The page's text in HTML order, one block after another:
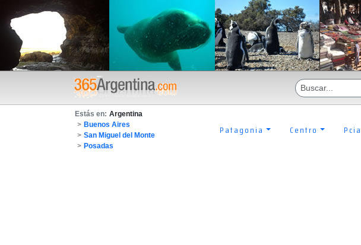
Estás en: Argentina
> Buenos Aires
> San Miguel del Monte
> Posadas
Patagonia Centro